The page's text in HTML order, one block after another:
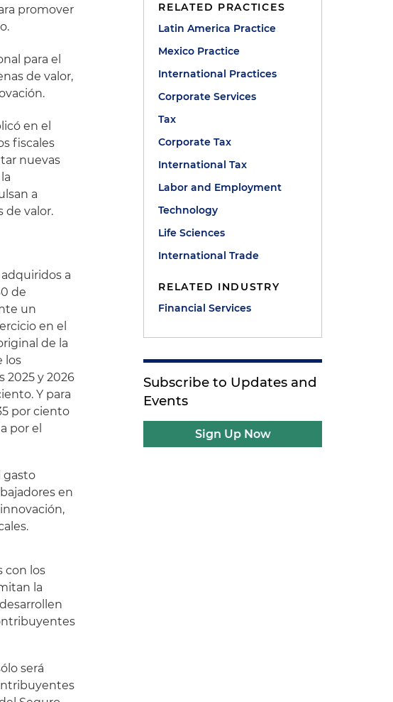
promover
para el
de valor,
en el
fiscales
nuevas
a
de valor.
a
de
un
en el
de la
los
2025 y 2026
Y para
por ciento
por el
gasto
en
con los
la
será
RELATED PRACTICES
Latin America Practice
Mexico Practice
International Practices
Corporate Services
Tax
Corporate Tax
International Tax
Labor and Employment
Technology
Life Sciences
International Trade
RELATED INDUSTRY
Financial Services
Subscribe to Updates and
Events
Sign Up Now